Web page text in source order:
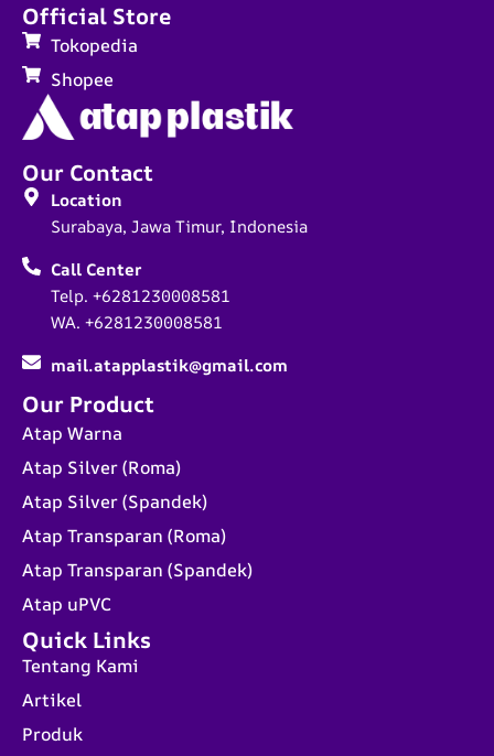
Quick Links
Tentang Kami
Artikel
Produk
Our Product
Atap Warna
Atap Silver (Roma)
Atap Silver (Spandek)
Atap Transparan (Roma)
Atap Transparan (Spandek)
Atap uPVC
Our Contact
Location
Surabaya, Jawa Timur, Indonesia
Call Center
Telp. +6281230008581
WA. +6281230008581
mail.atapplastik@gmail.com
Official Store
Tokopedia
Shopee